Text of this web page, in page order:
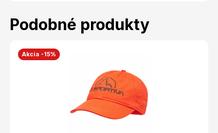
Podobné produkty
Akcia -15%